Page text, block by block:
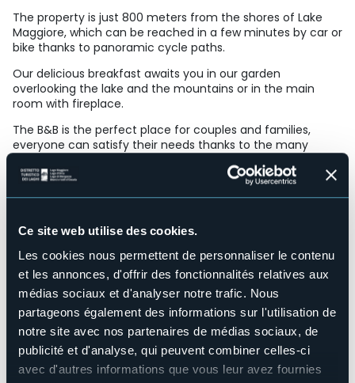
Ce site web utilise des cookies.
Les cookies nous permettent de personnaliser le contenu
et les annonces, d'offrir des fonctionnalités relatives aux
médias sociaux et d'analyser notre trafic. Nous
partageons également des informations sur l'utilisation de
notre site avec nos partenaires de médias sociaux, de
publicité et d'analyse, qui peuvent combiner celles-ci
avec d'autres informations que vous leur avez fournies
The property is just 800 meters from the shores of Lake
Maggiore, which can be reached in a few minutes by car or
bike thanks to panoramic cycle paths.
Our delicious breakfast awaits you in our garden
overlooking the lake and the mountains or in the main
room with fireplace.
The B&B is the perfect place for couples and families,
everyone can satisfy their needs thanks to the many
structure.
Codice CIR: 103072-BEB-00014
No
Wellness
No
Salles de conférences
No
Piscine
No
Animaux acceptés